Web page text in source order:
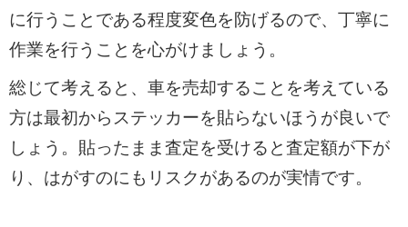
に行うことである程度変色を防げるので、丁寧に
作業を行うことを心がけましょう。
総じて考えると、車を売却することを考えている
方は最初からステッカーを貼らないほうが良いで
しょう。貼ったまま査定を受けると査定額が下が
り、はがすのにもリスクがあるのが実情です。